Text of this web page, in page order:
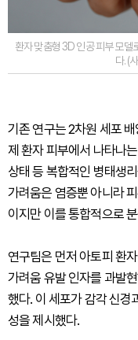
환자 맞춤형 3D 인공 피부 모델
다. (
기존 연구는 2차원 세포
제 환자 피부에서 나타나
상태 등 복합적인 병태생
가려움은 염증뿐 아니라
이지만 이를 통합적으로
연구팀은 먼저 아토피 환
가려움 유발 인자를 과발
했다. 이 세포가 감각 신경
성을 제시했다.